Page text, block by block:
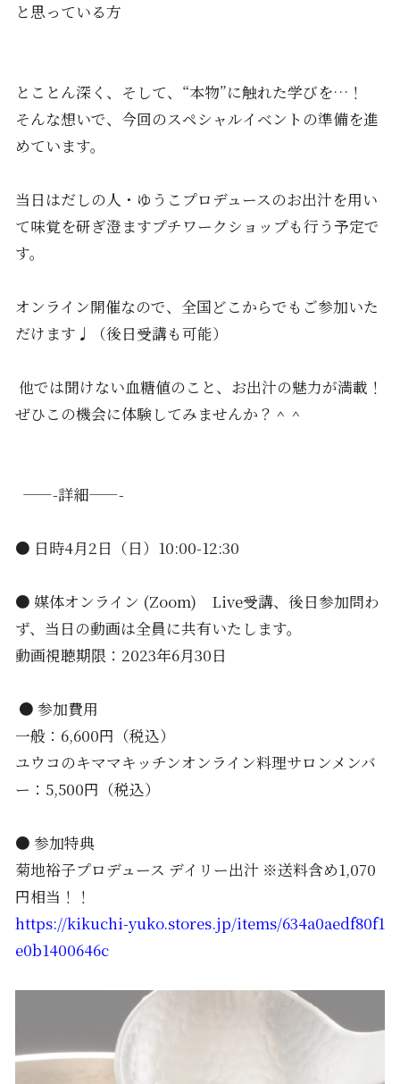
と思っている方
とことん深く、そして、“本物”に触れた学びを…！
そんな想いで、今回のスペシャルイベントの準備を進
めています。
当日はだしの人・ゆうこプロデュースのお出汁を用い
て味覚を研ぎ澄ますプチワークショップも行う予定で
す。
オンライン開催なので、全国どこからでもご参加いた
だけます♩（後日受講も可能）
他では聞けない血糖値のこと、お出汁の魅力が満載！
ぜひこの機会に体験してみませんか？＾＾
——-詳細——-
● 日時4月2日（日）10:00-12:30
● 媒体オンライン (Zoom) Live受講、後日参加問わ
ず、当日の動画は全員に共有いたします。
動画視聴期限：2023年6月30日
● 参加費用
一般：6,600円（税込）
ユウコのキママキッチンオンライン料理サロンメンバ
ー：5,500円（税込）
● 参加特典
菊地裕子プロデュース デイリー出汁 ※送料含め1,070
円相当！！
https://kikuchi-yuko.stores.jp/items/634a0aedf80f1
e0b1400646c